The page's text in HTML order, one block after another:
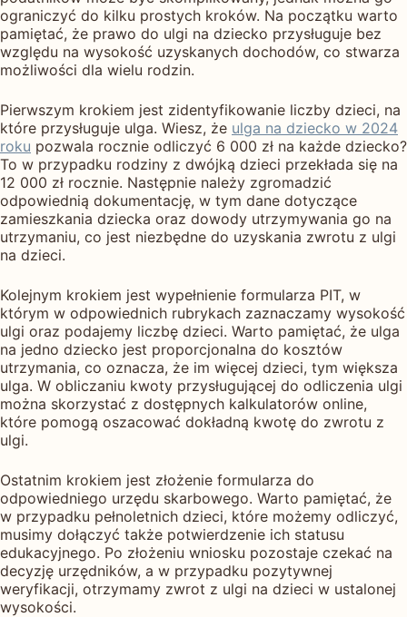
ograniczyć do kilku prostych kroków. Na początku warto
pamiętać, że prawo do ulgi na dziecko przysługuje bez
względu na wysokość uzyskanych dochodów, co stwarza
możliwości dla wielu rodzin.
Pierwszym krokiem jest zidentyfikowanie liczby dzieci, na
które przysługuje ulga. Wiesz, że ulga na dziecko w 2024
roku pozwala rocznie odliczyć 6 000 zł na każde dziecko?
To w przypadku rodziny z dwójką dzieci przekłada się na
12 000 zł rocznie. Następnie należy zgromadzić
odpowiednią dokumentację, w tym dane dotyczące
zamieszkania dziecka oraz dowody utrzymywania go na
utrzymaniu, co jest niezbędne do uzyskania zwrotu z ulgi
na dzieci.
Kolejnym krokiem jest wypełnienie formularza PIT, w
którym w odpowiednich rubrykach zaznaczamy wysokość
ulgi oraz podajemy liczbę dzieci. Warto pamiętać, że ulga
na jedno dziecko jest proporcjonalna do kosztów
utrzymania, co oznacza, że im więcej dzieci, tym większa
ulga. W obliczaniu kwoty przysługującej do odliczenia ulgi
można skorzystać z dostępnych kalkulatorów online,
które pomogą oszacować dokładną kwotę do zwrotu z
ulgi.
Ostatnim krokiem jest złożenie formularza do
odpowiedniego urzędu skarbowego. Warto pamiętać, że
w przypadku pełnoletnich dzieci, które możemy odliczyć,
musimy dołączyć także potwierdzenie ich statusu
edukacyjnego. Po złożeniu wniosku pozostaje czekać na
decyzję urzędników, a w przypadku pozytywnej
weryfikacji, otrzymamy zwrot z ulgi na dzieci w ustalonej
wysokości.